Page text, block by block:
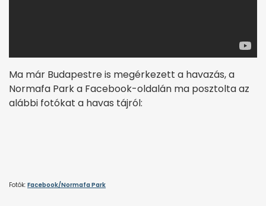
Ma már Budapestre is megérkezett a havazás, a
Normafa Park a Facebook-oldalán ma posztolta az
alábbi fotókat a havas tájról:
Fotók: Facebook/Normafa Park